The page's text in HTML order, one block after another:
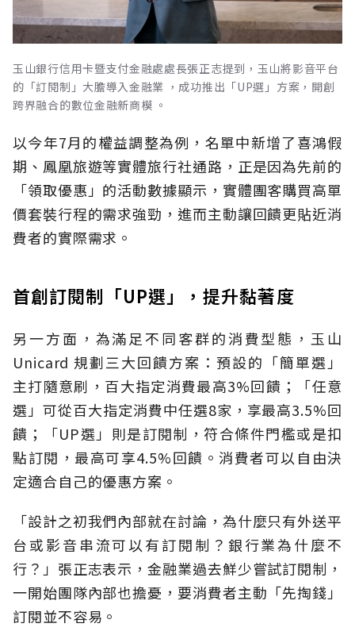
玉山銀行信用卡暨支付金融處處長張正志提到，玉山將影音平台
的「訂閱制」大膽導入金融業 ，成功推出「UP選」方案，開創
跨界融合的數位金融新商模 。
以今年7月的權益調整為例，名單中新增了喜鴻假
期、鳳凰旅遊等實體旅行社通路，正是因為先前的
「領取優惠」的活動數據顯示，實體團客購買高單
價套裝行程的需求強勁，進而主動讓回饋更貼近消
費者的實際需求。
首創訂閱制「UP選」，提升黏著度
另一方面，為滿足不同客群的消費型態，玉山
Unicard 規劃三大回饋方案：預設的「簡單選」
主打隨意刷，百大指定消費最高3%回饋；「任意
選」可從百大指定消費中任選8家，享最高3.5%回
饋；「UP選」則是訂閱制，符合條件門檻或是扣
點訂閱，最高可享4.5%回饋。消費者可以自由決
定適合自己的優惠方案。
「設計之初我們內部就在討論，為什麼只有外送平
台或影音串流可以有訂閱制？銀行業為什麼不
行？」張正志表示，金融業過去鮮少嘗試訂閱制，
一開始團隊內部也擔憂，要消費者主動「先掏錢」
訂閱並不容易。